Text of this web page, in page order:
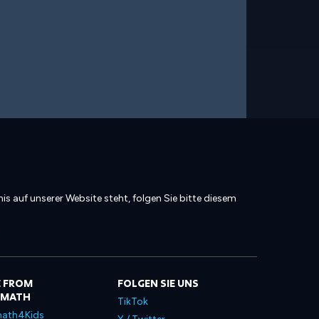
auf unserer Website steht, folgen Sie bitte diesem
FROM
FOLGEN SIE UNS
TikTok